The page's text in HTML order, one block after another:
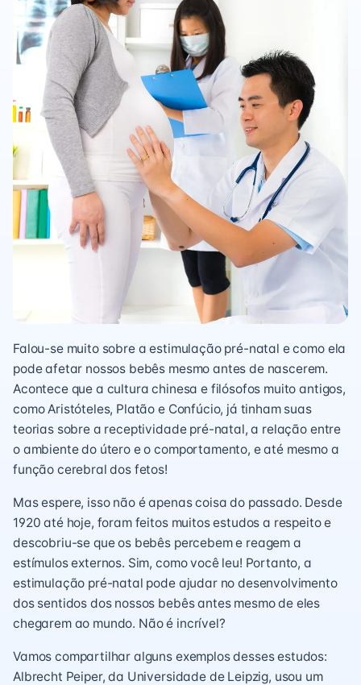
Falou-se muito sobre a estimulação pré-natal e como ela
pode afetar nossos bebês mesmo antes de nascerem.
Acontece que a cultura chinesa e filósofos muito antigos,
como Aristóteles, Platão e Confúcio, já tinham suas
teorias sobre a receptividade pré-natal, a relação entre
o ambiente do útero e o comportamento, e até mesmo a
função cerebral dos fetos!
Mas espere, isso não é apenas coisa do passado. Desde
1920 até hoje, foram feitos muitos estudos a respeito e
descobriu-se que os bebês percebem e reagem a
estímulos externos. Sim, como você leu! Portanto, a
estimulação pré-natal pode ajudar no desenvolvimento
dos sentidos dos nossos bebês antes mesmo de eles
chegarem ao mundo. Não é incrível?
Vamos compartilhar alguns exemplos desses estudos:
Albrecht Peiper, da Universidade de Leipzig, usou um